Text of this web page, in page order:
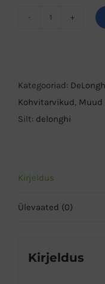
Kategooriad:
Kohvitarvikud, Muud
Silt: delonghi
Kirjeldus
Ülevaated (0)
Kirjeldus